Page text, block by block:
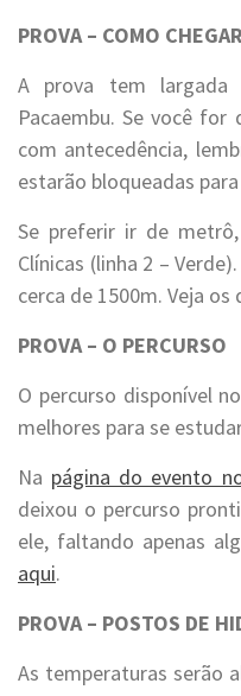
PROVA – COMO CHEGAR
A prova tem largada
Pacaembu. Se você
com antecedência,
estarão bloqueadas
Se preferir ir de
Clínicas (linha 2 –
cerca de 1500m. Veja os
PROVA – O PERCURSO
O percurso disponível
melhores para se
Na página do evento
deixou o percurso
ele, faltando apenas
aqui.
PROVA – POSTOS DE
As temperaturas serão